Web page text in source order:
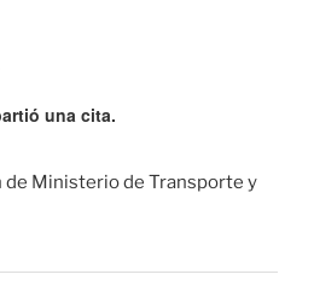
una cita.
de Ministerio de Transporte y